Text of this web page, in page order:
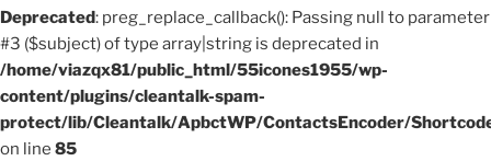
Deprecated: preg_replace_callback(): Passing null to parameter
#3 ($subject) of type array|string is deprecated in
/home/viazqx81/public_html/55icones1955/wp-
content/plugins/cleantalk-spam-
protect/lib/Cleantalk/ApbctWP/ContactsEncoder/
on line 85